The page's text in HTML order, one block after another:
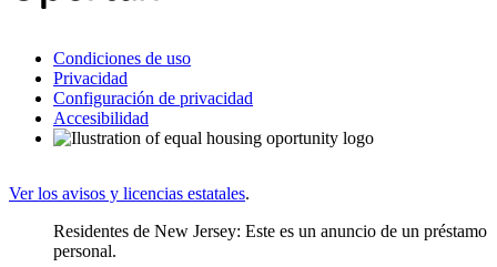
Condiciones de uso
Privacidad
Configuración de privacidad
Accesibilidad
Ver los avisos y licencias estatales.
Residentes de New Jersey: Este es un anuncio de un préstamo
personal.